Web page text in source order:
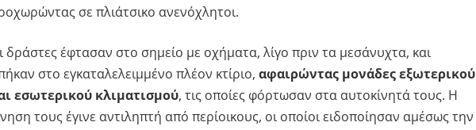
σε πλιάτσικο ανενόχλητοι.
δράστες έφτασαν στο σημείο με οχήματα, λίγο πριν τα μεσάνυχτα, και
στο εγκαταλελειμμένο πλέον κτίριο, αφαιρώντας μονάδες εξωτερικού
εσωτερικού κλιματισμού, τις οποίες φόρτωσαν στα αυτοκίνητά τους. Η
τους έγινε αντιληπτή από περίοικους, οι οποίοι ειδοποίησαν αμέσως την